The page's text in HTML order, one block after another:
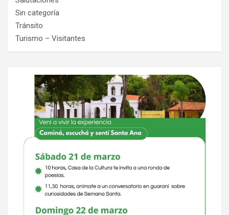
Sin categoría
Tránsito
Turismo – Visitantes